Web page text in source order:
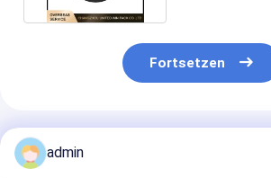
Fortsetzen
Empfohlene Produkte
admin